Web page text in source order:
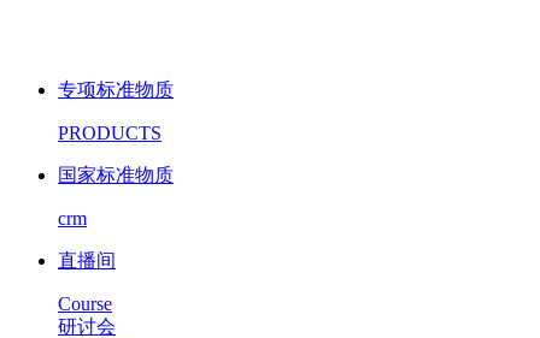
专项标准物质
PRODUCTS
国家标准物质
crm
直播间
Course
研讨会